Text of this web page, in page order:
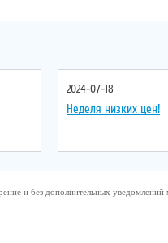
2024-07-18
Неделя низких цен!
и без дополнительных